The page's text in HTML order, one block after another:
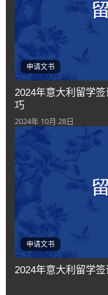
申请文书
2024年意大利留学
巧
2024年 10月 28日
申请文书
2024年意大利留学